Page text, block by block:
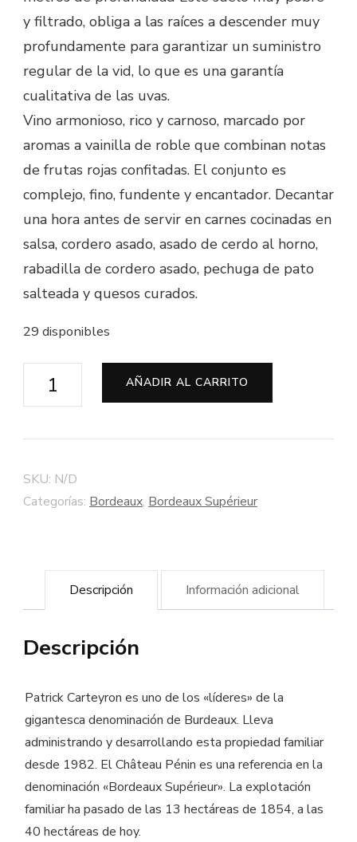
y filtrado, obliga a las raíces a descender muy
profundamente para garantizar un suministro
regular de la vid, lo que es una garantía
cualitativa de las uvas.
Vino armonioso, rico y carnoso, marcado por
aromas a vainilla de roble que combinan notas
de frutas rojas confitadas. El conjunto es
complejo, fino, fundente y encantador. Decantar
una hora antes de servir en carnes cocinadas en
salsa, cordero asado, asado de cerdo al horno,
rabadilla de cordero asado, pechuga de pato
salteada y quesos curados.
29 disponibles
Château
Sélection"
-
cantidad
AÑADIR AL CARRITO
SKU: N/D
Categorías: Bordeaux, Bordeaux Supérieur
Descripción Información adicional
Descripción
Patrick Carteyron es uno de los «líderes» de la
gigantesca denominación de Burdeaux. Lleva
administrando y desarrollando esta propiedad familiar
desde 1982. El Château Pénin es una referencia en la
denominación «Bordeaux Supérieur». La explotación
familiar ha pasado de las 13 hectáreas de 1854, a las
40 hectáreas de hoy.